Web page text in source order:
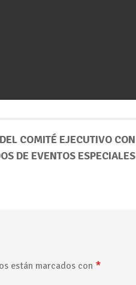
COMITÉ EJECUTIVO CON
DE EVENTOS ESPECIALES
están marcados con *